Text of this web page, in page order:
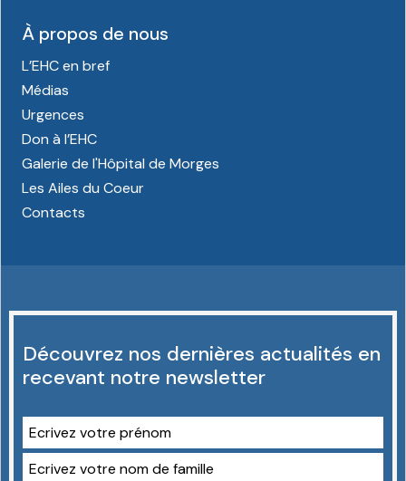
À propos de nous
L’EHC en bref
Médias
Urgences
Don à l’EHC
Galerie de l'Hôpital de Morges
Les Ailes du Coeur
Contacts
Découvrez nos dernières actualités en
recevant notre newsletter